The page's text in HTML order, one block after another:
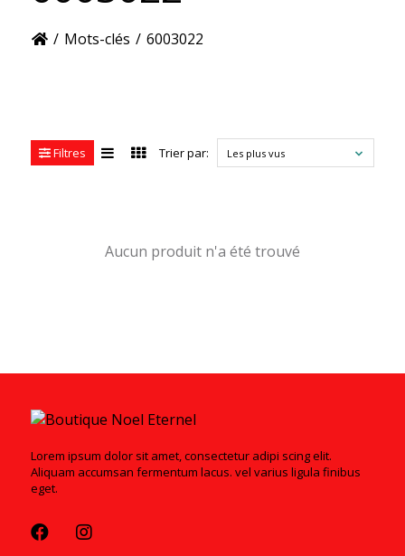
/ Mots-clés / 6003022
Filtres Trier par: Les plus vus
Aucun produit n'a été trouvé
Lorem ipsum dolor sit amet, consectetur adipi scing elit.
Aliquam accumsan fermentum lacus. vel varius ligula finibus
eget.